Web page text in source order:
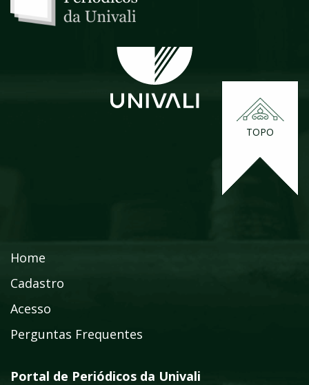
TOPO
Home
Cadastro
Acesso
Perguntas Frequentes
Portal de Periódicos da Univali